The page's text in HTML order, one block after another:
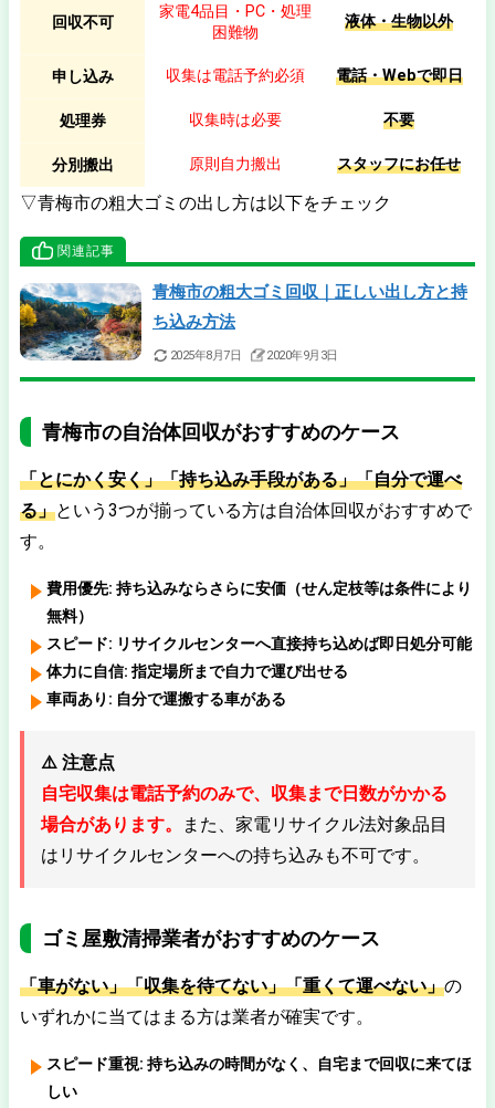
回収不可
家電4品目・PC・処理
困難物
液体・生物以外
申し込み 収集は電話予約必須 電話・Webで即日
処理券 収集時は必要 不要
分別搬出 原則自力搬出 スタッフにお任せ
▽青梅市の粗大ゴミの出し方は以下をチェック
関連記事
青梅市の粗大ゴミ回収｜正しい出し方と持
ち込み方法
2025年8月7日 2020年9月3日
青梅市の自治体回収がおすすめのケース
「とにかく安く」「持ち込み手段がある」「自分で運べ
る」という3つが揃っている方は自治体回収がおすすめで
す。
費用優先: 持ち込みならさらに安価（せん定枝等は条件により
無料）
スピード: リサイクルセンターへ直接持ち込めば即日処分可能
体力に自信: 指定場所まで自力で運び出せる
車両あり: 自分で運搬する車がある
⚠️ 注意点
自宅収集は電話予約のみで、収集まで日数がかかる
場合があります。
また、家電リサイクル法対象品目
はリサイクルセンターへの持ち込みも不可です。
ゴミ屋敷清掃業者がおすすめのケース
「車がない」「収集を待てない」「重くて運べない」の
いずれかに当てはまる方は業者が確実です。
スピード重視: 持ち込みの時間がなく、自宅まで回収に来てほ
しい